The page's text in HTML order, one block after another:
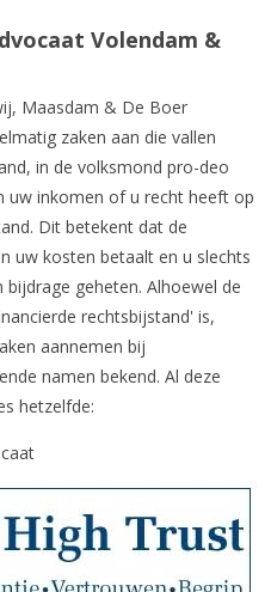
Volendam &
Maasdam & De Boer
zaken aan die vallen
in de volksmond pro-deo
uw inkomen of u recht heeft op
Dit betekent dat de
uw kosten betaalt en u slechts
geheten. Alhoewel de
rechtsbijstand' is,
aannemen bij
namen bekend. Al deze
hetzelfde: